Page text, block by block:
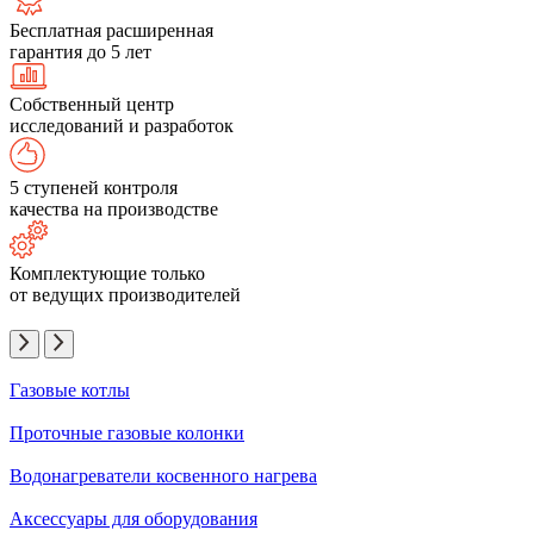
Бесплатная расширенная
гарантия до 5 лет
Собственный центр
исследований и разработок
5 ступеней контроля
качества на производстве
Комплектующие только
от ведущих производителей
Газовые котлы
Проточные газовые колонки
Водонагреватели косвенного нагрева
Аксессуары для оборудования